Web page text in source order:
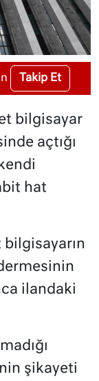
Takip Et
bilgisayar
açtığı
hat
bilgisayarın
ilandaki
şikayeti